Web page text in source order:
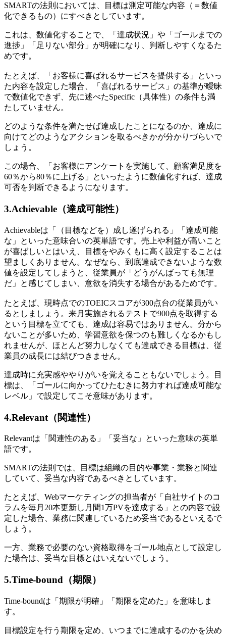
SMARTの法則においては、目標は測定可能な内容（＝数値
化できるもの）にすべきとしています。
これは、数値化することで、「達成状況」や「ゴールまでの
進捗」「足りない部分」が明確になり、判断しやすくなるた
めです。
たとえば、「お客様に喜ばれるサービスを提供する」といっ
た内容を設定した場合、「喜ばれるサービス」の基準が曖昧
で数値化できず、先に述べたSpecific（具体性）の条件も満
たしていません。
どのような条件を満たせば達成したことになるのか、達成に
向けてどのようなアクションを取るべきかが分かりづらいで
しょう。
この場合、「お客様にアンケートを実施して、顧客満足度を
60％から80％に上げる」といったように数値化すれば、達成
可否を判断できるようになります。
3.Achievable（達成可能性）
Achievableは「（目標などを）成し遂げられる」「達成可能
な」といった意味合いの英単語です。売上や利益が高いこと
が喜ばしいとはいえ、目標をやみくもに高く設定することは
望ましくありません。なぜなら、到底達成できないような数
値を設定してしまうと、従業員が「どうがんばっても無理
だ」と感じてしまい、意欲を消失する場合があるためです。
たとえば、現時点でのTOEICスコアが300点台の従業員がい
るとしましょう。来月実施されるテストで900点を取得する
という目標を立てても、達成は容易ではありません。分から
ないことが多いため、学習意欲を保つのも難しくなるかもし
れませんが、ほとんど努力しなくても達成できる目標は、従
業員の成長には結びつきません。
達成時に充実感ややりがいを覚えることもないでしょう。目
標は、「ゴールに向かってひたむきに努力すれば達成可能な
レベル」で設定してこそ意味があります。
4.Relevant（関連性）
Relevantは「関連性のある」「妥当な」といった意味の英単
語です。
SMARTの法則では、目標は組織の目的や事業・業務と関連
していて、妥当な内容であるべきとしています。
たとえば、Webマーケティングの担当者が「自社サイトのコ
ラムを毎月20本更新し月間1万PVを達成する」との内容で設
定した場合、業務に関連しているため妥当であるといえるで
しょう。
一方、業務で必要のない資格取得をゴール地点として設定し
た場合は、妥当な目標とはいえないでしょう。
5.Time-bound（期限）
Time-boundは「期限が明確」「期限を定めた」を意味しま
す。
目標設定を行う期限を定め、いつまでに達成するのかを決め